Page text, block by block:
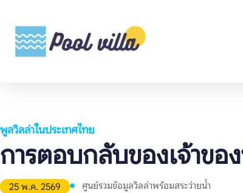
พูลวิลล่าในประเทศไทย
การตอบกลับของเจ้าขอ
25 พ.ค. 2569 ศูนย์รวมข้อมูลวิลล่าพร้อมสระว่ายน้ำ